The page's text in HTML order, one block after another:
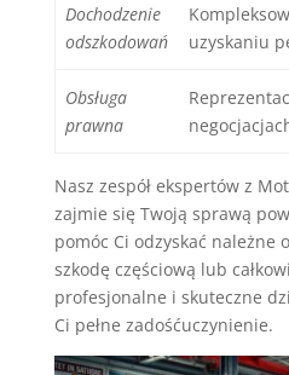
Dochodzenie
odszkodowań
uzyskaniu
Obsługa
prawna
Nasz zespół ekspertów z
zajmie się Twoją sprawą
pomóc Ci odzyskać należne
szkodę częściową lub
profesjonalne i skuteczne
Ci pełne zadośćuczynienie.